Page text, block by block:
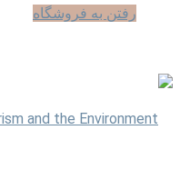
رفتن به فروشگاه